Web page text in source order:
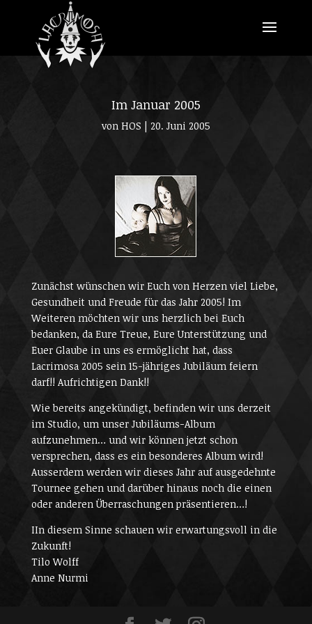
Im Januar 2005
von HOS | 20. Juni 2005
Zunächst wünschen wir Euch von Herzen viel Liebe,
Gesundheit und Freude für das Jahr 2005! Im
Weiteren möchten wir uns herzlich bei Euch
bedanken, da Eure Treue, Eure Unterstützung und
Euer Glaube in uns es ermöglicht hat, dass
Lacrimosa 2005 sein 15-jähriges Jubiläum feiern
darf!! Aufrichtigen Dank!!
Wie bereits angekündigt, befinden wir uns derzeit
im Studio, um unser Jubiläums-Album
aufzunehmen… und wir können jetzt schon
versprechen, dass es ein besonderes Album wird!
Ausserdem werden wir dieses Jahr auf ausgedehnte
Tournee gehen und darüber hinaus noch die einen
oder anderen Überraschungen präsentieren…!
IIn diesem Sinne schauen wir erwartungsvoll in die
Zukunft!
Tilo Wolff
Anne Nurmi